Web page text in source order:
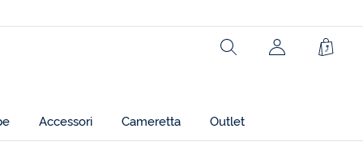
Rechercher
Accessori Cameretta Outlet